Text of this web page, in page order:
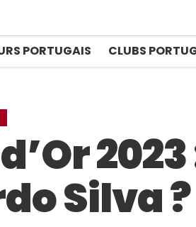
PORTUGAIS CLUBS
Silva ?